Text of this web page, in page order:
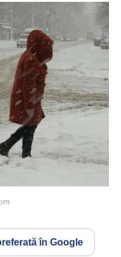
în Google